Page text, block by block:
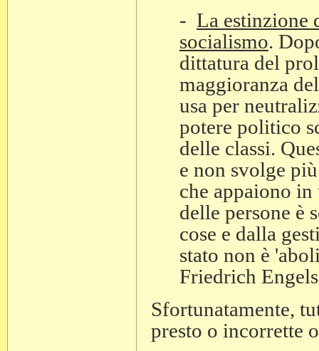
- La estinzione
socialismo.
dittatura del
maggioranza
usa per
potere politico
delle classi.
e non svolge
che appaiono
delle persone è
cose e dalla
stato non è
Friedrich
Sfortunatamente,
presto o incorrette